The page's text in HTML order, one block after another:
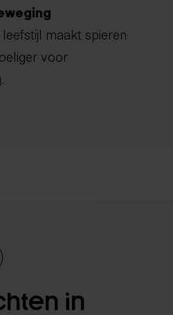
maakt spieren
voor
in